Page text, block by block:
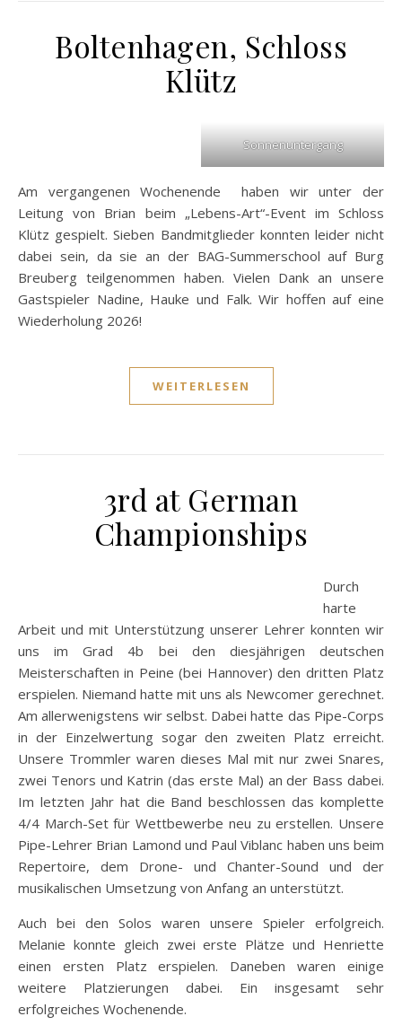
Boltenhagen, Schloss
Klütz
Sonnenuntergang
Am vergangenen Wochenende haben wir unter der
Leitung von Brian beim „Lebens-Art“-Event im Schloss
Klütz gespielt. Sieben Bandmitglieder konnten leider nicht
dabei sein, da sie an der BAG-Summerschool auf Burg
Breuberg teilgenommen haben. Vielen Dank an unsere
Gastspieler Nadine, Hauke und Falk. Wir hoffen auf eine
Wiederholung 2026!
WEITERLESEN
3rd at German
Championships
Durch
harte
Arbeit und mit Unterstützung unserer Lehrer konnten wir
uns im Grad 4b bei den diesjährigen deutschen
Meisterschaften in Peine (bei Hannover) den dritten Platz
erspielen. Niemand hatte mit uns als Newcomer gerechnet.
Am allerwenigstens wir selbst. Dabei hatte das Pipe-Corps
in der Einzelwertung sogar den zweiten Platz erreicht.
Unsere Trommler waren dieses Mal mit nur zwei Snares,
zwei Tenors und Katrin (das erste Mal) an der Bass dabei.
Im letzten Jahr hat die Band beschlossen das komplette
4/4 March-Set für Wettbewerbe neu zu erstellen. Unsere
Pipe-Lehrer Brian Lamond und Paul Viblanc haben uns beim
Repertoire, dem Drone- und Chanter-Sound und der
musikalischen Umsetzung von Anfang an unterstützt.
Auch bei den Solos waren unsere Spieler erfolgreich.
Melanie konnte gleich zwei erste Plätze und Henriette
einen ersten Platz erspielen. Daneben waren einige
weitere Platzierungen dabei. Ein insgesamt sehr
erfolgreiches Wochenende.